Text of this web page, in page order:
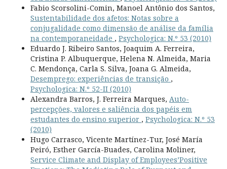
Fabio Scorsolini-Comin, Manoel Antônio dos Santos,
Sustentabilidade dos afetos: Notas sobre a
conjugalidade como dimensão de análise da família
na contemporaneidade , Psychologica: N.º 53 (2010)
Eduardo J. Ribeiro Santos, Joaquim A. Ferreira,
Cristina P. Albuquerque, Helena N. Almeida, Maria
C. Mendonça, Carla S. Silva, Joana G. Almeida,
Desemprego: experiências de transição ,
Psychologica: N.º 52-II (2010)
Alexandra Barros, J. Ferreira Marques, Auto-
percepções, valores e saliência dos papéis em
estudantes do ensino superior , Psychologica: N.º 53
(2010)
Hugo Carrasco, Vicente Martínez-Tur, José María
Peiró, Esther García-Buades, Carolina Moliner,
Service Climate and Display of Employees’Positive